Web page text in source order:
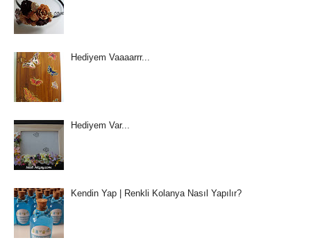
Hediyem Vaaaarrr...
Hediyem Var...
Kendin Yap | Renkli Kolanya Nasıl Yapılır?